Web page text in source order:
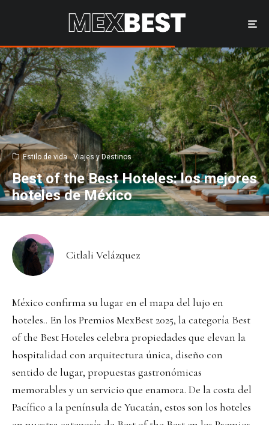
Estilo de vida Viajes y Destinos
Best of the Best Hoteles: los mejores
hoteles de México
Citlali Velázquez
México confirma su lugar en el mapa del lujo en
hoteles.. En los Premios MexBest 2025, la categoría Best
of the Best Hoteles celebra propiedades que elevan la
hospitalidad con arquitectura única, diseño con
sentido de lugar, propuestas gastronómicas
memorables y un servicio que enamora. De la costa del
Pacífico a la península de Yucatán, estos son los hoteles